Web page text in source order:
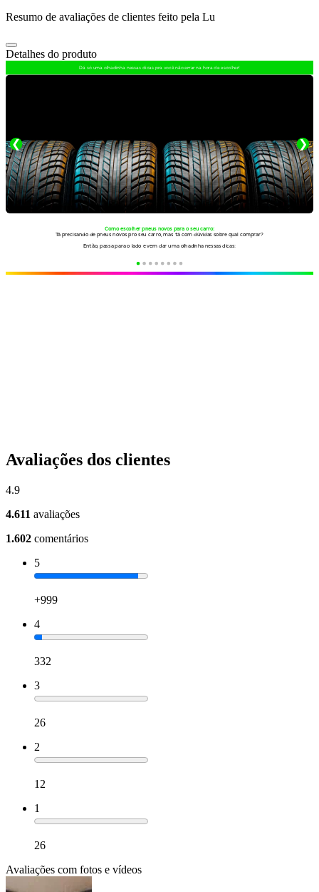
Resumo de avaliações de clientes feito pela Lu
Detalhes do produto
Avaliações dos clientes
4.9
4.611 avaliações
1.602 comentários
5
+999
4
332
3
26
2
12
1
26
Avaliações com fotos e vídeos